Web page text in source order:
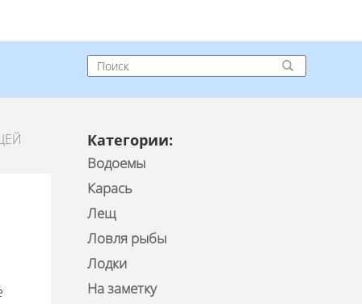
Категории:
Водоемы
Карась
Лещ
Ловля рыбы
Лодки
На заметку